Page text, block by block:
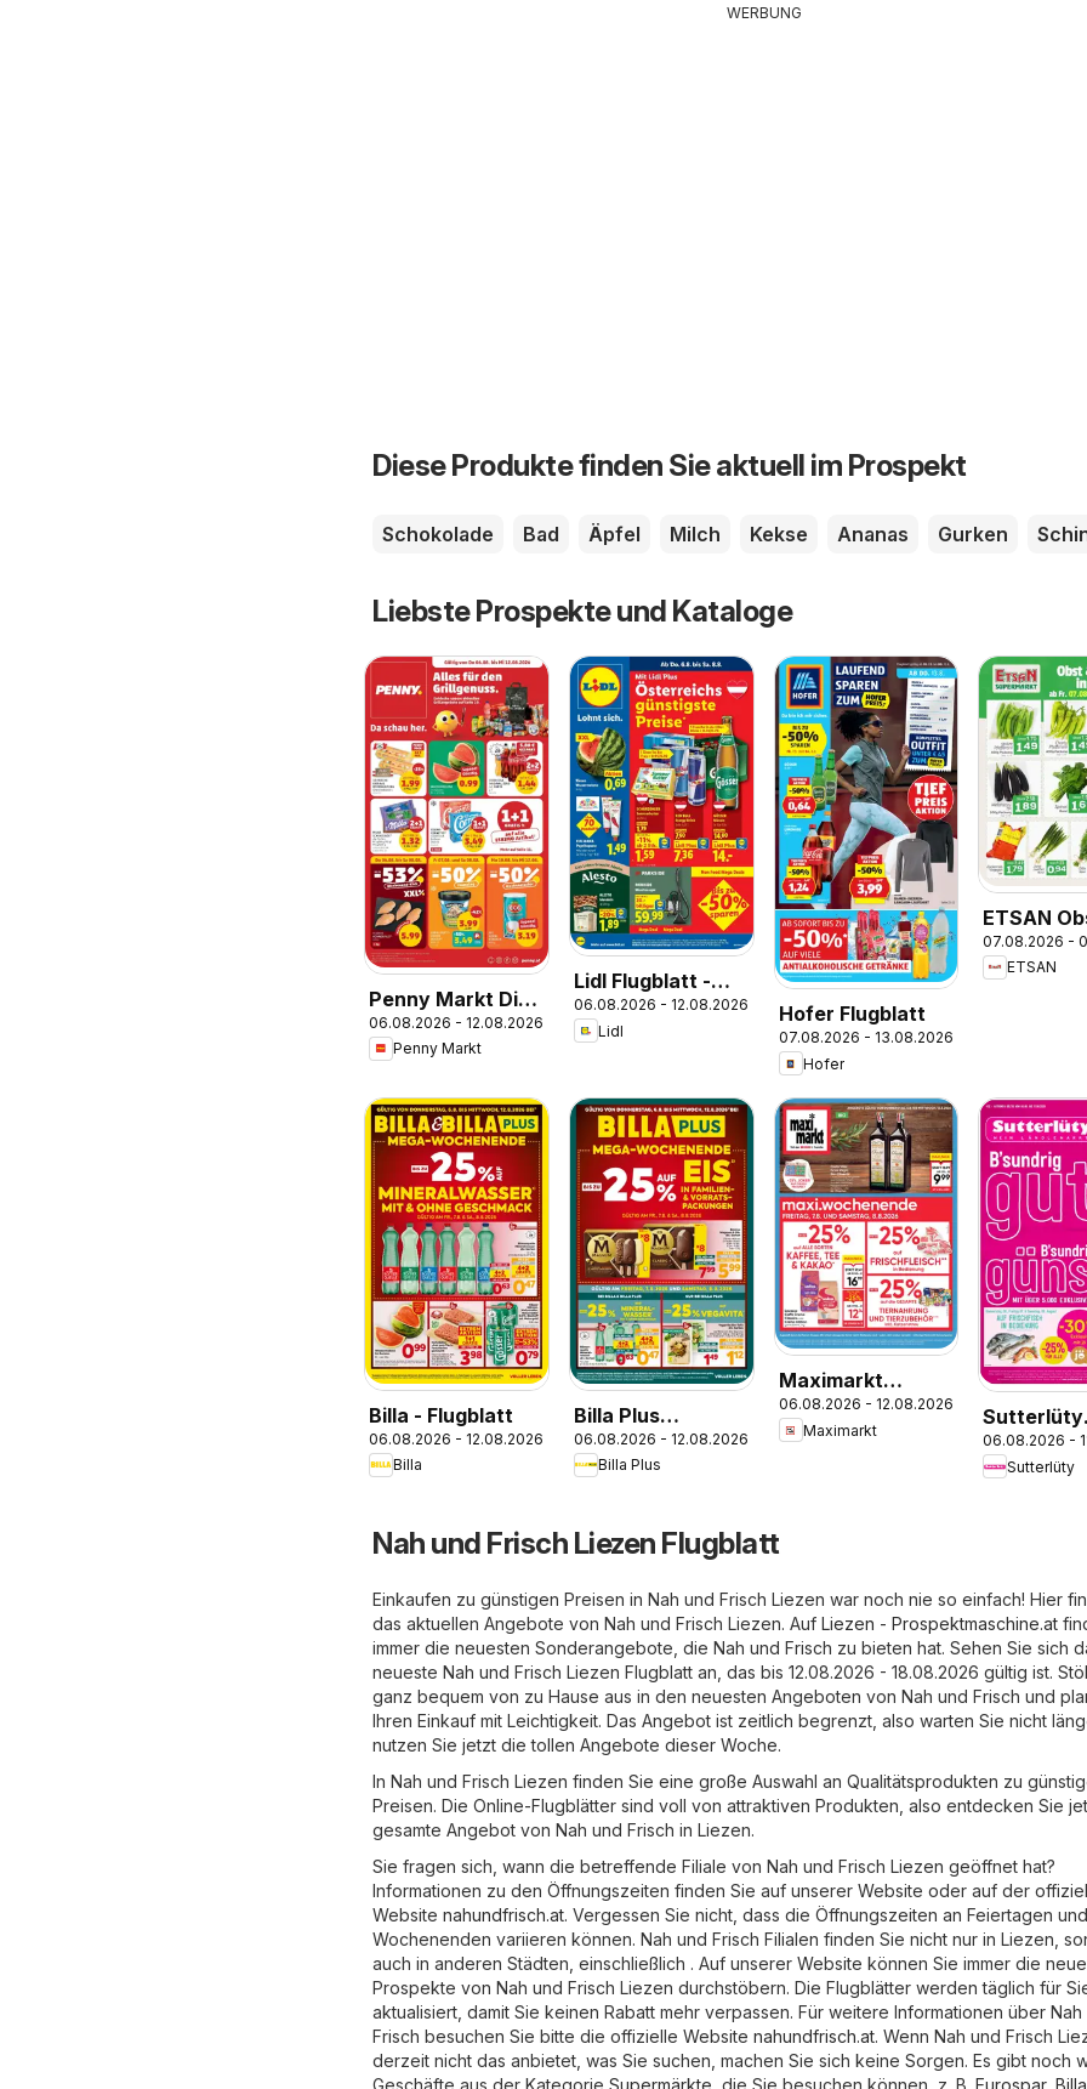
WERBUNG
Diese Produkte finden Sie aktuell im Prospekt
Schokolade Bad Äpfel Milch Kekse Ananas Gurken
Liebste Prospekte und Kataloge
Penny Markt Die
ganze Woche
sparen
06.08.2026 - 12.08.2026
Penny Markt
Lidl Flugblatt -
Fohnsdorf,
Neunkirchen,
06.08.2026 - 12.08.2026
Lidl
Hofer Flugblatt
07.08.2026 - 13.08.2026
Hofer
ETSAN
Gemüse
07.08.2026 -
ETSAN
Billa - Flugblatt
06.08.2026 - 12.08.2026
Billa
Billa Plus
Flugblatt
06.08.2026 - 12.08.2026
Billa Plus
Maximarkt
Flugblatt
06.08.2026 - 12.08.2026
Maximarkt
Sutterlüty
Flugblatt
06.08.2026 -
Sutterlüty
Nah und Frisch Liezen Flugblatt
Einkaufen zu günstigen Preisen in Nah und Frisch Liezen war noch nie so einfach! Hier
das aktuellen Angebote von Nah und Frisch Liezen. Auf Liezen - Prospektmaschine.at
immer die neuesten Sonderangebote, die Nah und Frisch zu bieten hat. Sehen Sie sich
neueste Nah und Frisch Liezen Flugblatt an, das bis 12.08.2026 - 18.08.2026 gültig ist.
ganz bequem von zu Hause aus in den neuesten Angeboten von Nah und Frisch und
Ihren Einkauf mit Leichtigkeit. Das Angebot ist zeitlich begrenzt, also warten Sie nicht
nutzen Sie jetzt die tollen Angebote dieser Woche.
In Nah und Frisch Liezen finden Sie eine große Auswahl an Qualitätsprodukten zu
Preisen. Die Online-Flugblätter sind voll von attraktiven Produkten, also entdecken Sie
gesamte Angebot von Nah und Frisch in Liezen.
Sie fragen sich, wann die betreffende Filiale von Nah und Frisch Liezen geöffnet hat?
Informationen zu den Öffnungszeiten finden Sie auf unserer Website oder auf der
Website nahundfrisch.at. Vergessen Sie nicht, dass die Öffnungszeiten an Feiertagen und
Wochenenden variieren können. Nah und Frisch Filialen finden Sie nicht nur in Liezen,
auch in anderen Städten, einschließlich . Auf unserer Website können Sie immer die
Prospekte von Nah und Frisch Liezen durchstöbern. Die Flugblätter werden täglich für
aktualisiert, damit Sie keinen Rabatt mehr verpassen. Für weitere Informationen über Nah
Frisch besuchen Sie bitte die offizielle Website nahundfrisch.at. Wenn Nah und Frisch
derzeit nicht das anbietet, was Sie suchen, machen Sie sich keine Sorgen. Es gibt noch